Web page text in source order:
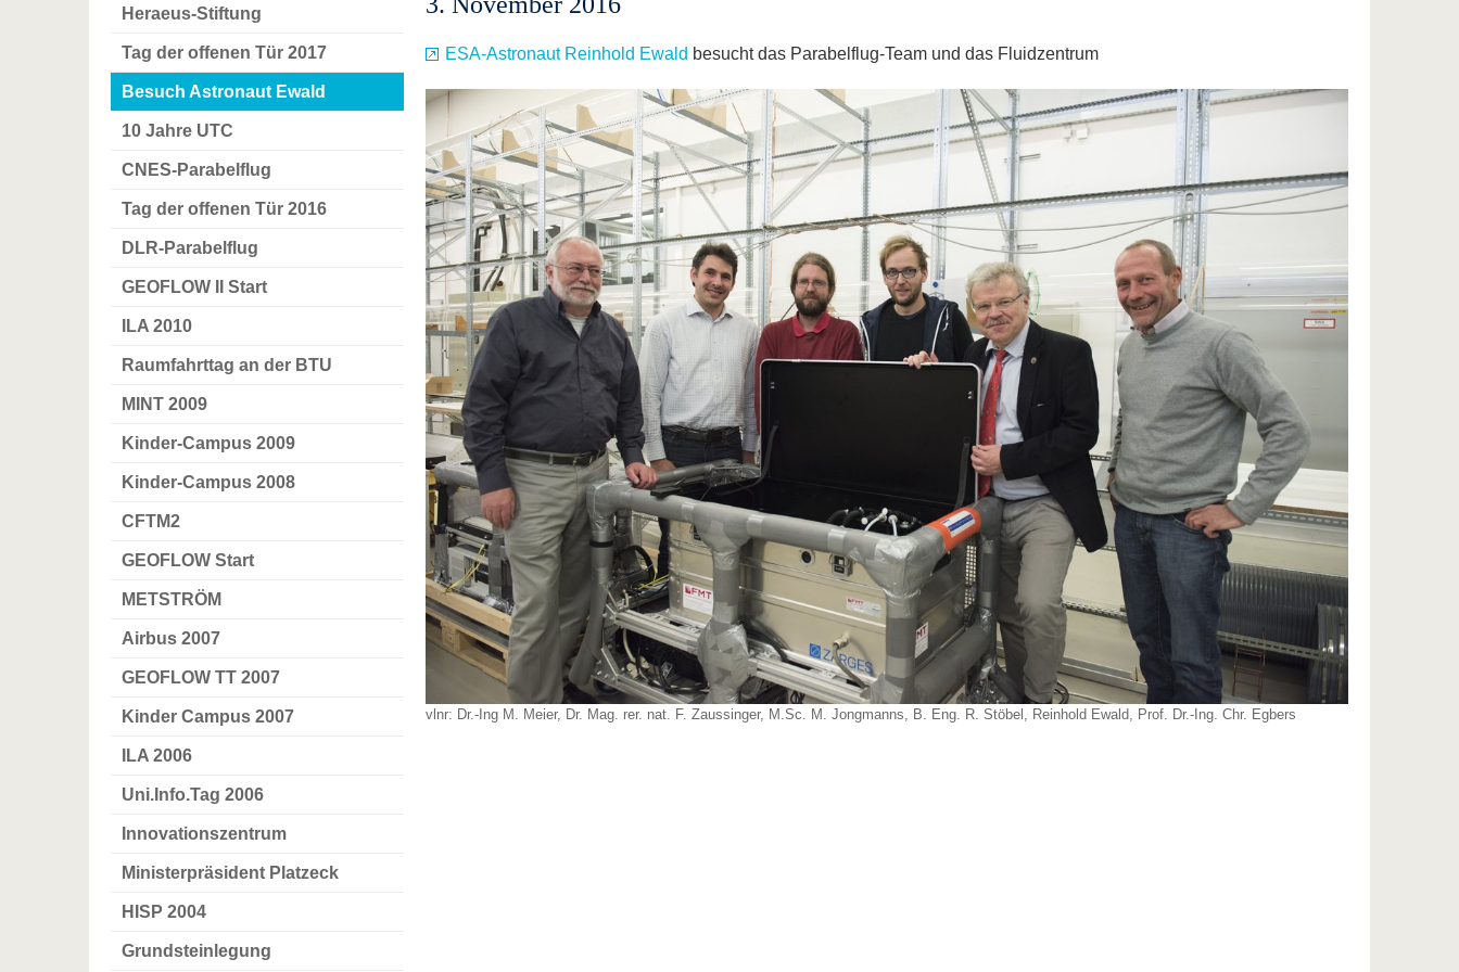
Heraeus-Stiftung
Tag der offenen Tür 2017
Besuch Astronaut Ewald
10 Jahre UTC
CNES-Parabelflug
Tag der offenen Tür 2016
DLR-Parabelflug
GEOFLOW II Start
ILA 2010
Raumfahrttag an der BTU
MINT 2009
Kinder-Campus 2009
Kinder-Campus 2008
CFTM2
GEOFLOW Start
METSTRÖM
Airbus 2007
GEOFLOW TT 2007
Kinder Campus 2007
ILA 2006
Uni.Info.Tag 2006
Innovationszentrum
Ministerpräsident Platzeck
HISP 2004
Grundsteinlegung
ESA-Astronaut Reinhold Ewald besucht das Parabelflug-Team und das Fluidzentrum
vlnr: Dr.-Ing M. Meier, Dr. Mag. rer. nat. F. Zaussinger, M.Sc. M. Jongmanns, B. Eng. R. Stöbel, Reinhold Ewald, Prof. Dr.-Ing. Chr. Egbers